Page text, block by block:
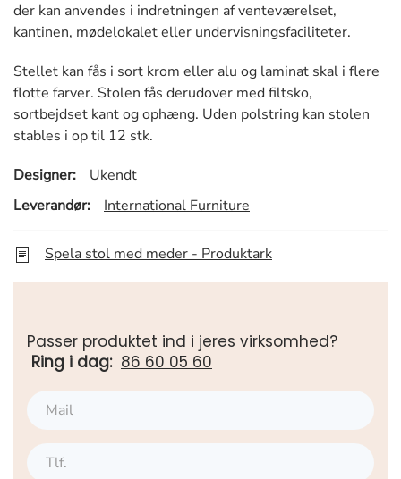
der kan anvendes i indretningen af venteværelset,
kantinen, mødelokalet eller undervisningsfaciliteter.
Stellet kan fås i sort krom eller alu og laminat skal i flere
flotte farver. Stolen fås derudover med filtsko,
sortbejdset kant og ophæng. Uden polstring kan stolen
stables i op til 12 stk.
Designer:
Ukendt
Leverandør:
International Furniture
Spela stol med meder - Produktark
Passer produktet ind i jeres virksomhed?
Ring i dag: 86 60 05 60